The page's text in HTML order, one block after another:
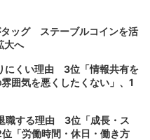
ッグ ステーブルコインを活
大へ
にくい理由 3位「情報共有を
囲気を悪くしたくない」、1
職する理由 3位「成長・ス
「労働時間・休日・働き方